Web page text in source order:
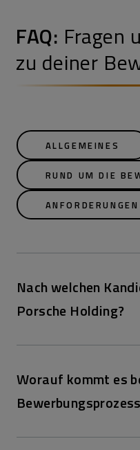
FAQ: Fragen
zu deiner
ALLGEMEINES
RUND UM DIE
ANFORDERUNGEN
Nach welchen
Porsche Holding?
Worauf kommt es